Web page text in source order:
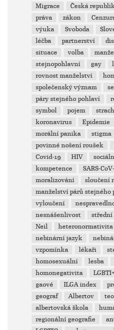
Migrace
Česká
práva
zákon
výuka
Svoboda
léčba
partnerství
situace
volba
stejnopohlavní
gay
rovnost manželství
společenský význam
páry stejného pohlaví
symbol
pojem strach
koronavirus
Epidemie
morální panika
stigma
povinné nošení roušek
Covid-19
HIV
kompetence
SARS-
moralizování
sloučení
manželství párů stejného
vyloučení
nesnášenlivost
střední
Neil
heteronormativita
nebinární jazyk
vzpomínka
lékaři
homosexuální
lesba
homonegativita
LGBTI+
gaové
ILGA index
geograf
Albertov
albertovská škola
regionální geografie